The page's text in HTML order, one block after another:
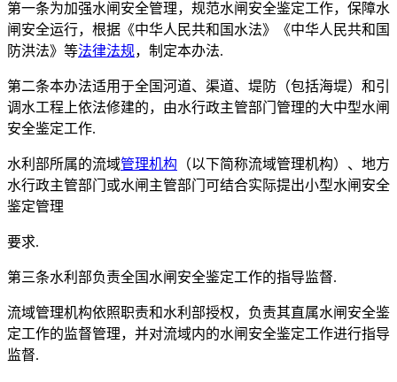
第一条为加强水闸安全管理，规范水闸安全鉴定工作，保障水
闸安全运行，根据《中华人民共和国水法》《中华人民共和国
防洪法》等法律法规，制定本办法.
第二条本办法适用于全国河道、渠道、堤防（包括海堤）和引
调水工程上依法修建的，由水行政主管部门管理的大中型水闸
安全鉴定工作.
水利部所属的流域管理机构 （以下简称流域管理机构）、地方
水行政主管部门或水闸主管部门可结合实际提出小型水闸安全
鉴定管理
要求.
第三条水利部负责全国水闸安全鉴定工作的指导监督.
流域管理机构依照职责和水利部授权，负责其直属水闸安全鉴
定工作的监督管理，并对流域内的水闸安全鉴定工作进行指导
监督.